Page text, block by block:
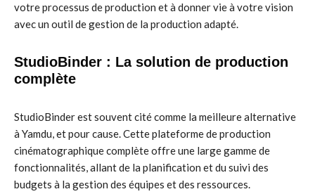
votre processus de production et à donner vie à votre vision
avec un outil de gestion de la production adapté.
StudioBinder : La solution de production
complète
StudioBinder est souvent cité comme la meilleure alternative
à Yamdu, et pour cause. Cette plateforme de production
cinématographique complète offre une large gamme de
fonctionnalités, allant de la planification et du suivi des
budgets à la gestion des équipes et des ressources.